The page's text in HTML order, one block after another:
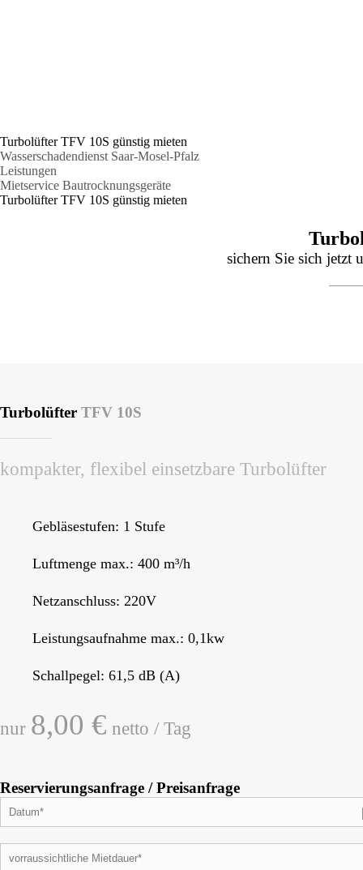
Turbolüfter TFV 10S günstig mieten
Wasserschadendienst Saar-Mosel-Pfalz
Leistungen
Mietservice Bautrocknungsgeräte
Turbolüfter TFV 10S günstig mieten
sichern Sie sich jetzt
TurbolüfterTFV 10S
kompakter, flexibel einsetzbare Turbolüfter
Gebläsestufen: 1 Stufe
Luftmenge max.: 400 m³/h
Netzanschluss: 220V
Leistungsaufnahme max.: 0,1kw
Schallpegel: 61,5 dB (A)
nur 8,00 € netto / Tag
Reservierungsanfrage / Preisanfrage